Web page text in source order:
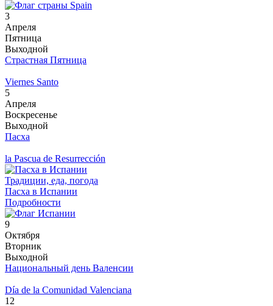
3
Апреля
Пятница
Выходной
Страстная Пятница
Viernes Santo
5
Апреля
Воскресенье
Выходной
Пасха
la Pascua de Resurrección
Традиции, еда, погода
Пасха в Испании
Подробности
9
Октября
Вторник
Выходной
Национальный день Валенсии
Día de la Comunidad Valenciana
12